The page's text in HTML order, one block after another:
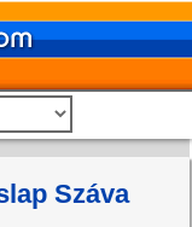
Száva